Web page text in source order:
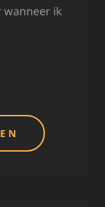
wanneer ik